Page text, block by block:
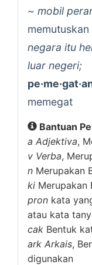
~ mobil
negara itu
luar negeri;
memegat
Bantuan
a Adjektiva,
v Verba,
n Merupakan
ki Merupakan
pron kata
atau kata
cak Bentuk
ark Arkais,
digunakan